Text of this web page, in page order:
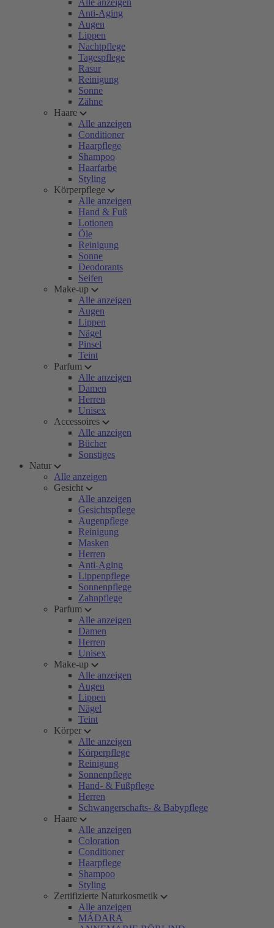
Alle anzeigen
Anti-Aging
Augen
Lippen
Nachtpflege
Tagespflege
Rasur
Reinigung
Sonne
Zähne
Haare
Alle anzeigen
Conditioner
Haarpflege
Shampoo
Haarfarbe
Styling
Körperpflege
Alle anzeigen
Hand & Fuß
Lotionen
Öle
Reinigung
Sonne
Deodorants
Seifen
Make-up
Alle anzeigen
Augen
Lippen
Nägel
Pinsel
Teint
Parfum
Alle anzeigen
Damen
Herren
Unisex
Accessoires
Alle anzeigen
Bücher
Sonstiges
Natur
Alle anzeigen
Gesicht
Alle anzeigen
Gesichtspflege
Augenpflege
Reinigung
Masken
Herren
Anti-Aging
Lippenpflege
Sonnenpflege
Zahnpflege
Parfum
Alle anzeigen
Damen
Herren
Unisex
Make-up
Alle anzeigen
Augen
Lippen
Nägel
Teint
Körper
Alle anzeigen
Körperpflege
Reinigung
Sonnenpflege
Hand- & Fußpflege
Herren
Schwangerschafts- & Babypflege
Haare
Alle anzeigen
Coloration
Conditioner
Haarpflege
Shampoo
Styling
Zertifizierte Naturkosmetik
Alle anzeigen
MÁDARA